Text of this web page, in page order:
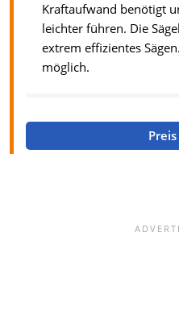
Kraftaufwand benötigt
leichter führen. Die
extrem effizientes
möglich.